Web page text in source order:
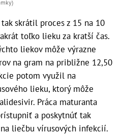
skrátil proces z 15 na 10
toľko lieku za kratší čas.
liekov môže výrazne
na gram na približne 12,50
potom využil na
lieku, ktorý môže
Práca maturanta
a poskytnúť tak
liečbu vírusových infekcií.